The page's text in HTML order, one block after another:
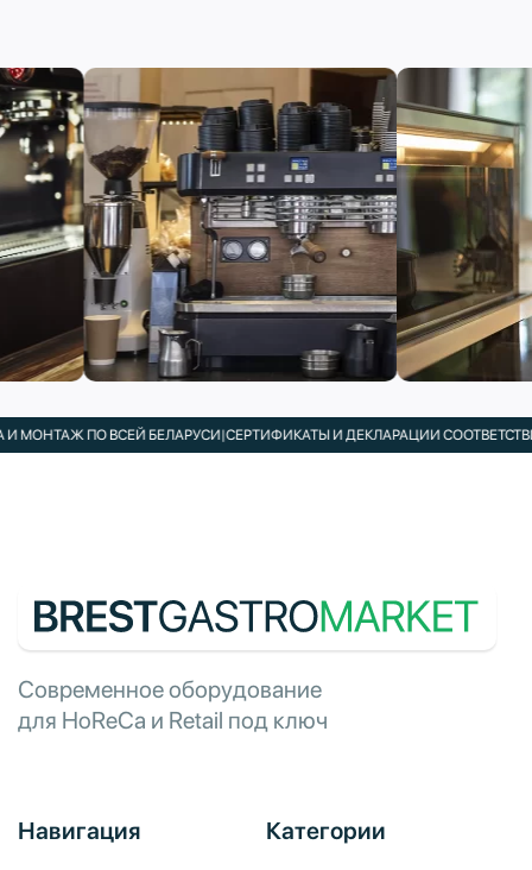
МОНТАЖ ПО ВСЕЙ БЕЛАРУСИ|СЕРТИФИКАТЫ И ДЕКЛАРАЦИИ
Современное оборудование
для HoReCa и Retail под ключ
Навигация Категории